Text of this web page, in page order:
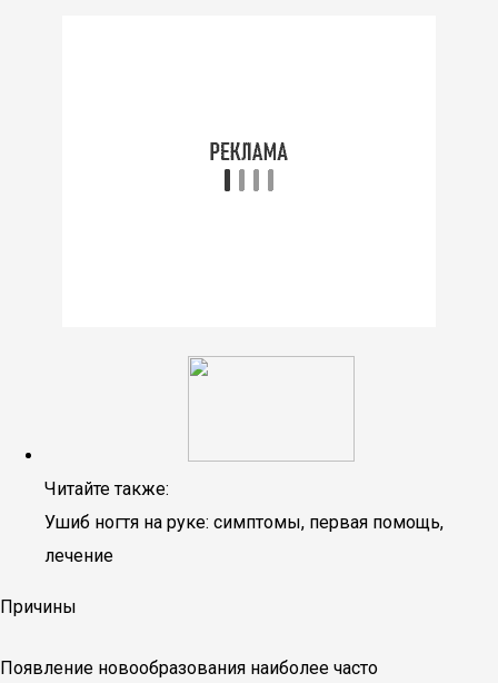
Читайте также:
Ушиб ногтя на руке: симптомы, первая помощь,
лечение
Причины
Появление новообразования наиболее часто